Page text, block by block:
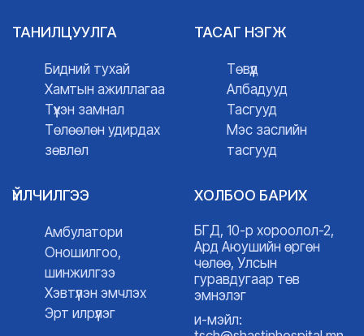
ТАНИЛЦУУЛГА
Бидний тухай
Хамтын ажиллагаа
Түүхэн замнал
Төлөөлөн удирдах
зөвлөл
ТАСАГ НЭГЖ
Төвүүд
Албадууд
Тасгууд
Мэс заслийн
тасгууд
ҮЙЛЧИЛГЭЭ
Амбулатори
Оношилгоо,
шинжилгээ
Хэвтүүлэн эмчлэх
Эрт илрүүлэг
ХОЛБОО БАРИХ
БГД, 10-р хороолол-2,
Ард Аюушийн өргөн
чөлөө, Улсын
гуравдугаар төв
эмнэлэг
и-мэйл: